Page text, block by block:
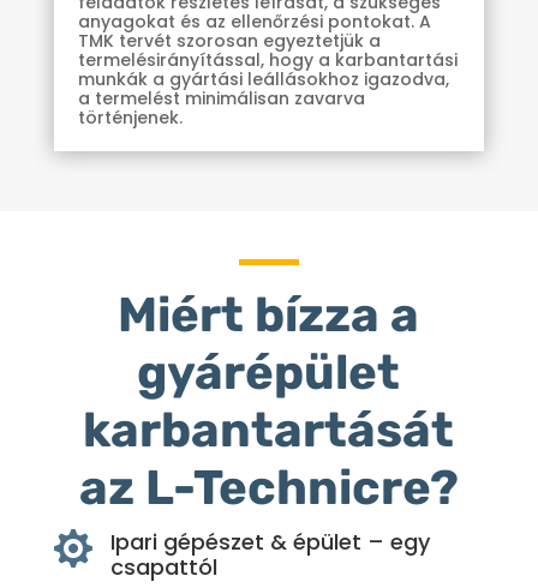
anyagokat és az ellenőrzési pontokat. A
TMK tervét szorosan egyeztetjük a
termelésirányítással, hogy a karbantartási
munkák a gyártási leállásokhoz igazodva,
a termelést minimálisan zavarva
történjenek.
Miért bízza a
gyárépület
karbantartását
az L-Technicre?

Ipari gépészet & épület – egy
csapattól